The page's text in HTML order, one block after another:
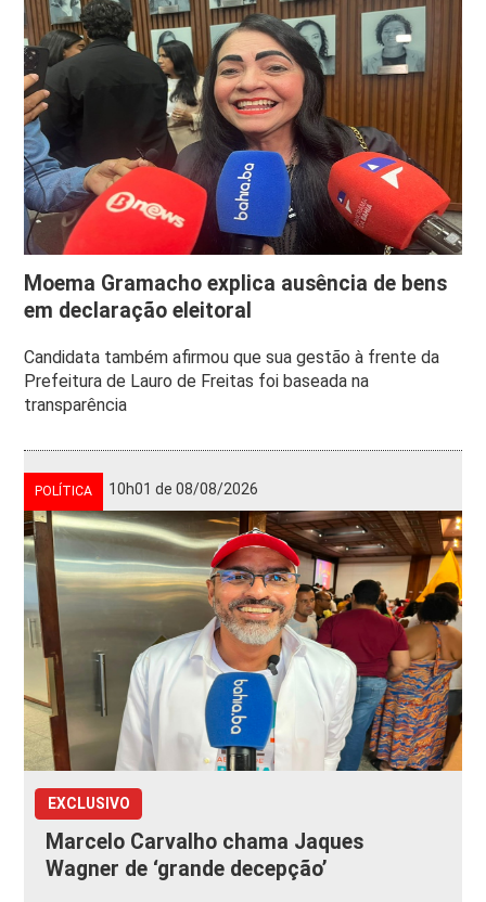
Moema Gramacho explica ausência de bens
em declaração eleitoral
Candidata também afirmou que sua gestão à frente da
Prefeitura de Lauro de Freitas foi baseada na
transparência
POLÍTICA 10h01 de 08/08/2026
EXCLUSIVO
Marcelo Carvalho chama Jaques
Wagner de ‘grande decepção’